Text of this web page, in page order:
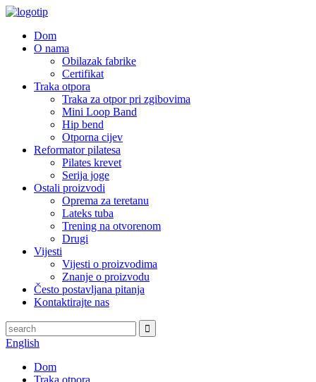
Dom
O nama
Obilazak fabrike
Certifikat
Traka otpora
Traka za otpor pri zgibovima
Mini Loop Band
Hip bend
Otporna cijev
Reformator pilatesa
Pilates krevet
Serija joge
Ostali proizvodi
Oprema za teretanu
Lateks tuba
Trening na otvorenom
Drugi
Vijesti
Vijesti o proizvodima
Znanje o proizvodu
Često postavljana pitanja
Kontaktirajte nas
English
Dom
Traka otpora